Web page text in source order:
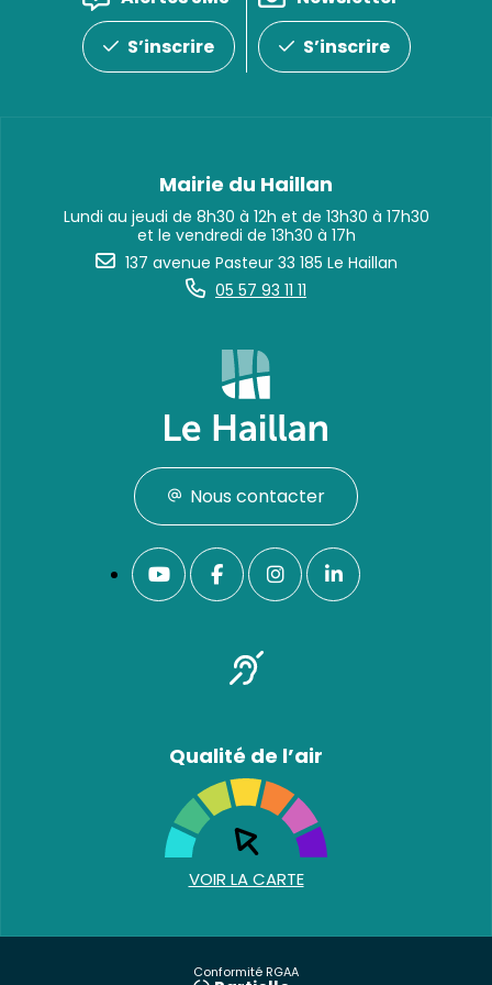
S’inscrire
S’inscrire
Mairie du Haillan
Lundi au jeudi de 8h30 à 12h et de 13h30 à 17h30
et le vendredi de 13h30 à 17h
137 avenue Pasteur 33 185 Le Haillan
05 57 93 11 11
Nous contacter
Qualité de l’air
VOIR LA CARTE
Conformité RGAA